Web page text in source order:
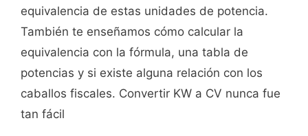
equivalencia de estas unidades de potencia.
También te enseñamos cómo calcular la
equivalencia con la fórmula, una tabla de
potencias y si existe alguna relación con los
caballos fiscales. Convertir KW a CV nunca fue
tan fácil